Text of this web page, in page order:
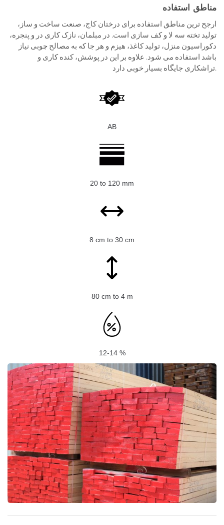
مناطق استفاده
ارجح ترین مناطق استفاده برای درختان کاج، صنعت ساخت و ساز،
تولید تخته سه لا و کف سازی است. در مبلمان، نازک کاری در و پنجره،
دکوراسیون منزل، تولید کاغذ، هیزم و هر جا که به مصالح چوبی نیاز
باشد استفاده می شود. علاوه بر این در پوشش، کنده کاری و
تراشکاری جایگاه بسیار خوبی دارد.
AB
20 to 120 mm
8 cm to 30 cm
80 cm to 4 m
12-14 %